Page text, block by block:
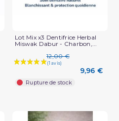
Lot Mix x3 Dentifrice Herbal
Miswak Dabur - Charbon,...
12,00 €
9,96 €
Rupture de stock